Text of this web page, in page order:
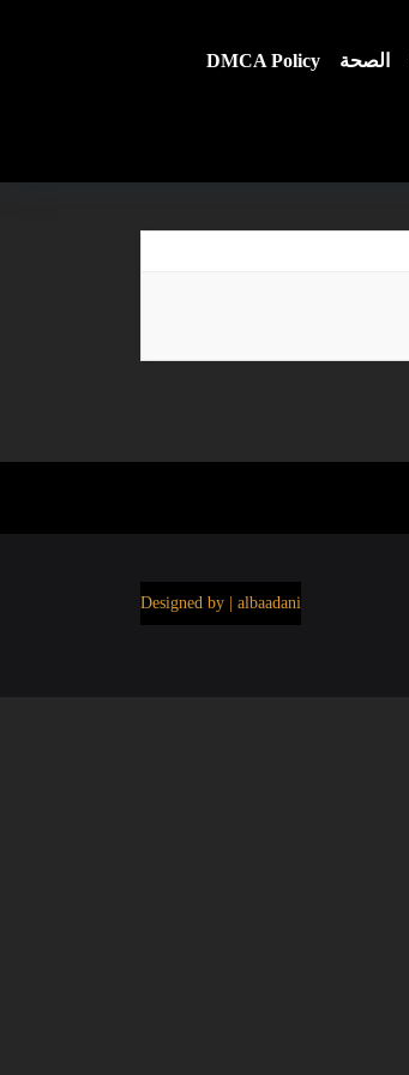
الصحة DMCA Policy
Designed by | albaadani